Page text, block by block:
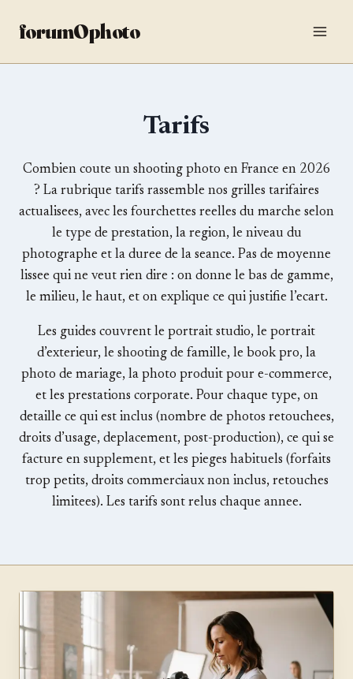
forumOphoto
Tarifs
Combien coute un shooting photo en France en 2026
? La rubrique tarifs rassemble nos grilles tarifaires
actualisees, avec les fourchettes reelles du marche selon
le type de prestation, la region, le niveau du
photographe et la duree de la seance. Pas de moyenne
lissee qui ne veut rien dire : on donne le bas de gamme,
le milieu, le haut, et on explique ce qui justifie l’ecart.
Les guides couvrent le portrait studio, le portrait
d’exterieur, le shooting de famille, le book pro, la
photo de mariage, la photo produit pour e-commerce,
et les prestations corporate. Pour chaque type, on
detaille ce qui est inclus (nombre de photos retouchees,
droits d’usage, deplacement, post-production), ce qui se
facture en supplement, et les pieges habituels (forfaits
trop petits, droits commerciaux non inclus, retouches
limitees). Les tarifs sont relus chaque annee.